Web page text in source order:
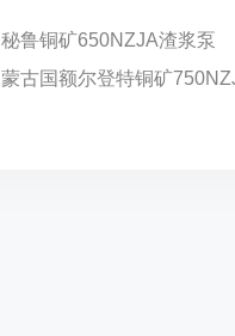
秘鲁铜矿650NZJA渣浆泵
蒙古国额尔登特铜矿